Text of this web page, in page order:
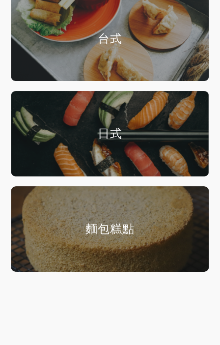
台式
日式
麵包糕點